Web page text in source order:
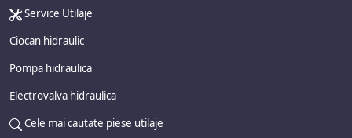
Service Utilaje
Ciocan hidraulic
Pompa hidraulica
Electrovalva hidraulica
Cele mai cautate piese utilaje